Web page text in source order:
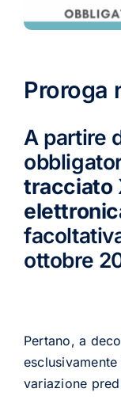
Proroga
A partire
tracciato
ottobre
Pertano, a
variazione